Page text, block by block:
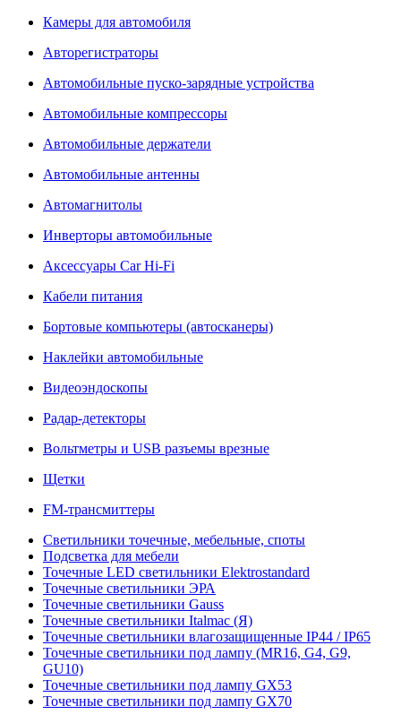
Камеры для автомобиля
Авторегистраторы
Автомобильные пуско-зарядные устройства
Автомобильные компрессоры
Автомобильные держатели
Автомобильные антенны
Автомагнитолы
Инверторы автомобильные
Аксессуары Car Hi-Fi
Кабели питания
Бортовые компьютеры (автосканеры)
Наклейки автомобильные
Видеоэндоскопы
Радар-детекторы
Вольтметры и USB разъемы врезные
Щетки
FM-трансмиттеры
Светильники точечные, мебельные, споты
Подсветка для мебели
Точечные LED светильники Elektrostandard
Точечные светильники ЭРА
Точечные светильники Gauss
Точечные светильники Italmac (Я)
Точечные светильники влагозащищенные IP44 / IP65
Точечные светильники под лампу (MR16, G4, G9,
GU10)
Точечные светильники под лампу GX53
Точечные светильники под лампу GX70